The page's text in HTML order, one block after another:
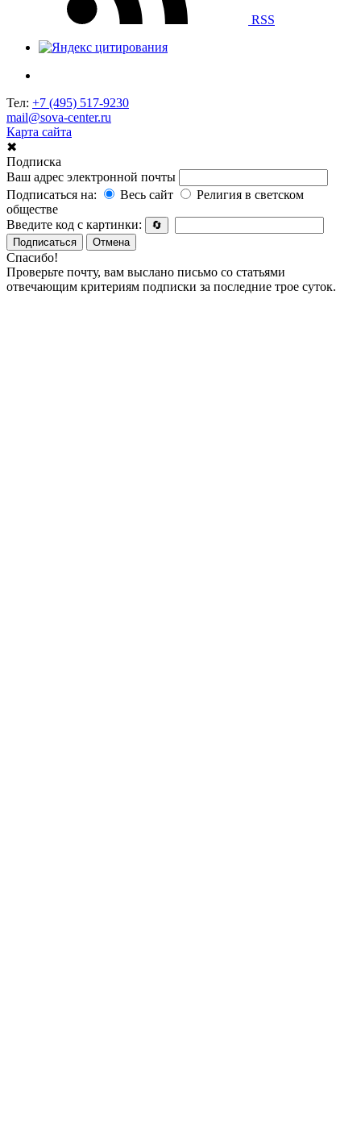
RSS
Тел: +7 (495) 517-9230
mail@sova-center.ru
Карта сайта
✖
Подписка
Ваш адрес электронной почты
Подписаться на:
Весь сайт
Религия в светском
обществе
Введите код с картинки:
🔄
Подписаться
Отмена
Спасибо!
Проверьте почту, вам выслано письмо со статьями
отвечающим критериям подписки за последние трое суток.